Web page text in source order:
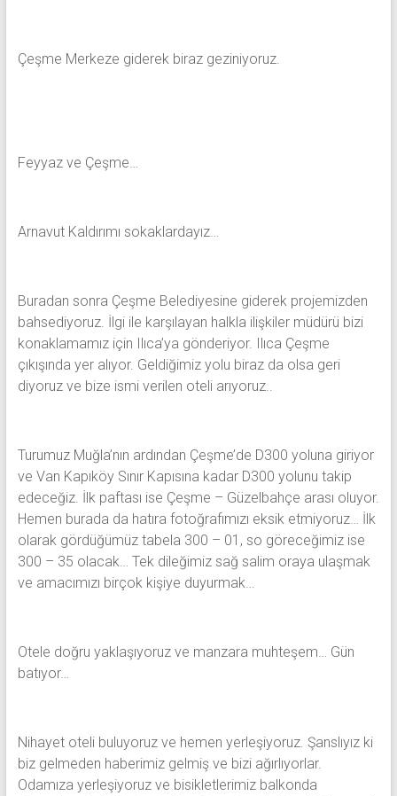
Çeşme Merkeze giderek biraz geziniyoruz.
Feyyaz ve Çeşme…
Arnavut Kaldırımı sokaklardayız…
Buradan sonra Çeşme Belediyesine giderek projemizden
bahsediyoruz. İlgi ile karşılayan halkla ilişkiler müdürü bizi
konaklamamız için Ilıca’ya gönderiyor. Ilıca Çeşme
çıkışında yer alıyor. Geldiğimiz yolu biraz da olsa geri
diyoruz ve bize ismi verilen oteli arıyoruz..
Turumuz Muğla’nın ardından Çeşme’de D300 yoluna giriyor
ve Van Kapıköy Sınır Kapısına kadar D300 yolunu takip
edeceğiz. İlk paftası ise Çeşme – Güzelbahçe arası oluyor.
Hemen burada da hatıra fotoğrafımızı eksik etmiyoruz… İlk
olarak gördüğümüz tabela 300 – 01, so göreceğimiz ise
300 – 35 olacak… Tek dileğimiz sağ salim oraya ulaşmak
ve amacımızı birçok kişiye duyurmak…
Otele doğru yaklaşıyoruz ve manzara muhteşem… Gün
batıyor…
Nihayet oteli buluyoruz ve hemen yerleşiyoruz. Şanslıyız ki
biz gelmeden haberimiz gelmiş ve bizi ağırlıyorlar.
Odamıza yerleşiyoruz ve bisikletlerimiz balkonda